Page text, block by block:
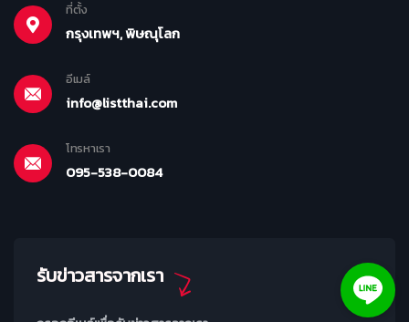
ที่ตั้ง
กรุงเทพฯ, พิษณุโลก
อีเมล์
info@listthai.com
โทรหาเรา
095-538-0084
รับข่าวสารจากเรา